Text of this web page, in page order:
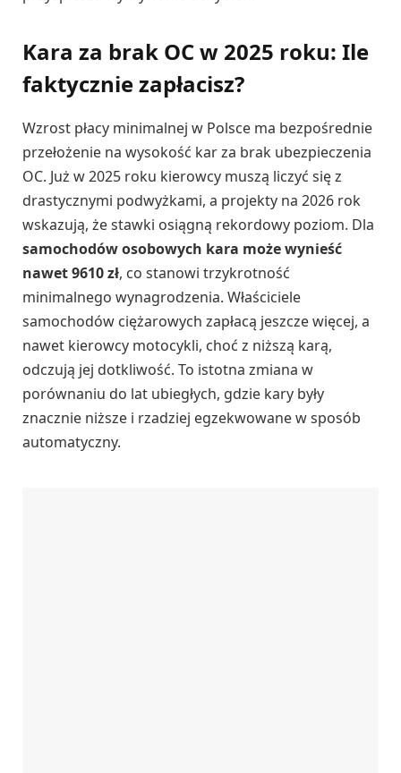
Kara za brak OC w 2025 roku: Ile
faktycznie zapłacisz?
Wzrost płacy minimalnej w Polsce ma bezpośrednie
przełożenie na wysokość kar za brak ubezpieczenia
OC. Już w 2025 roku kierowcy muszą liczyć się z
drastycznymi podwyżkami, a projekty na 2026 rok
wskazują, że stawki osiągną rekordowy poziom. Dla
samochodów osobowych kara może wynieść
nawet 9610 zł, co stanowi trzykrotność
minimalnego wynagrodzenia. Właściciele
samochodów ciężarowych zapłacą jeszcze więcej, a
nawet kierowcy motocykli, choć z niższą karą,
odczują jej dotkliwość. To istotna zmiana w
porównaniu do lat ubiegłych, gdzie kary były
znacznie niższe i rzadziej egzekwowane w sposób
automatyczny.